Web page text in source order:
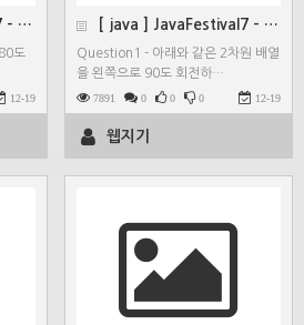
도
12-19
[ java ] JavaFestival7 - Quest…
Question1 - 아래와 같은 2차원 배열
을 왼쪽으로 90도 회전하…
7891 0 0 0 12-19
웹지기